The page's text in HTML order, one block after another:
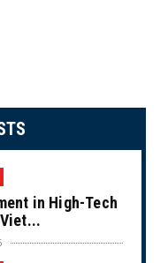
in High-Tech